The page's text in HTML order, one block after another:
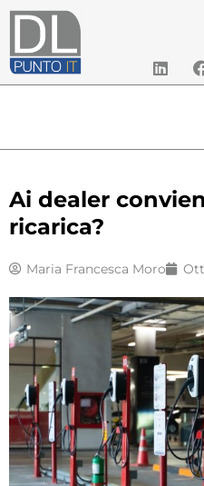
Ai dealer
ricarica?
Maria Francesca Moro